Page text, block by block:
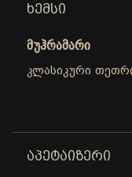
ᲮᲔᲛᲡᲘ
მუჰრამარი
კლასიკური
ᲐᲞᲔᲢᲐᲘᲖᲔᲠᲘ